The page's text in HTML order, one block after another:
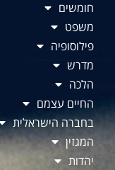
חומשים
משפט
פילוסופיה
מדרש
הלכה
החיים עצמם
בחברה הישראלית
המגזין
יהדות